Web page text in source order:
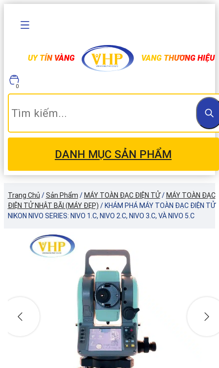
UY TÍN VÀNG VANG THƯƠNG HIỆU
0
DANH MỤC SẢN PHẨM
Trang Chủ / Sản Phẩm / MÁY TOÀN ĐẠC ĐIỆN TỬ / MÁY TOÀN ĐẠC
ĐIỆN TỬ NHẬT BÃI (MÁY ĐẸP) / KHÁM PHÁ MÁY TOÀN ĐẠC ĐIỆN TỬ
NIKON NIVO SERIES: NIVO 1.C, NIVO 2.C, NIVO 3.C, VÀ NIVO 5.C